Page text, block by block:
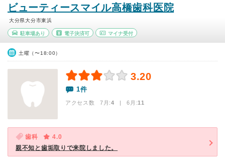
ビューティースマイル高橋歯科医院
大分県大分市東浜
駐車場あり 電子決済可 マイナ受付
土曜（〜18:00）
3.20
1件
アクセス数 7月:4 | 6月:11
歯科
4.0
親不知と歯垢取りで来院しました。